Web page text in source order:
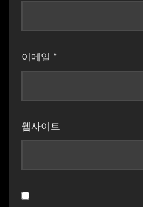
이메일 *
웹사이트